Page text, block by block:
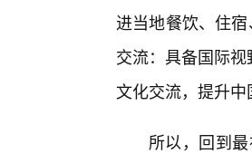
进当地餐饮、住
交流：具备国际
文化交流，提升中
所以，回到